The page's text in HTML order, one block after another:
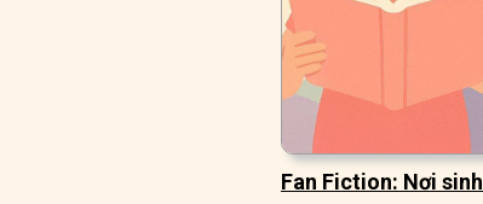
Fan Fiction: Nơi sinh